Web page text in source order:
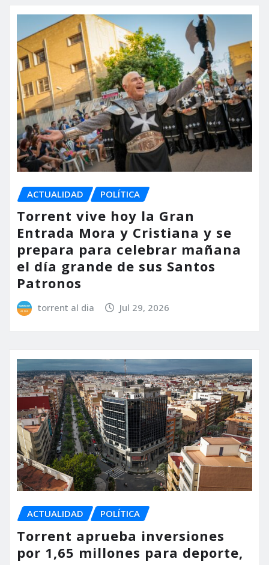
ACTUALIDAD POLÍTICA
Torrent vive hoy la Gran
Entrada Mora y Cristiana y se
prepara para celebrar mañana
el día grande de sus Santos
Patronos
torrent al dia Jul 29, 2026
ACTUALIDAD POLÍTICA
Torrent aprueba inversiones
por 1,65 millones para deporte,